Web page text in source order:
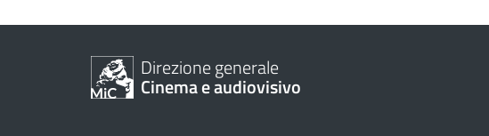
Direzione generale
Cinema e audiovisivo